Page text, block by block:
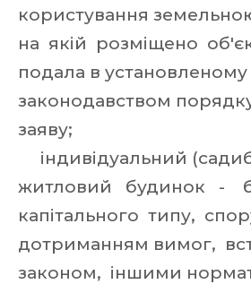
користування
на якій розміщено
подала в установленому
законодавством
заяву;
індивідуальний
житловий будинок -
капітального типу,
дотриманням вимог,
законом, іншими